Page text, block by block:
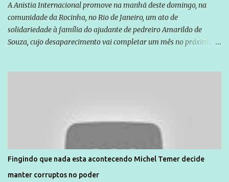
A Anistia Internacional promove na manhã deste domingo, na
comunidade da Rocinha, no Rio de Janeiro, um ato de
solidariedade à família do ajudante de pedreiro Amarildo de
Souza, cujo desaparecimento vai completar um mês no próximo
são vítimas de violência, estão em situação de risco ou têm seus
direitos violados. Leia mais: Anistia Internacional cobra do Brasil
solução do caso Amarildo - Terra Brasil
Fingindo que nada esta acontecendo Michel Temer decide
manter corruptos no poder